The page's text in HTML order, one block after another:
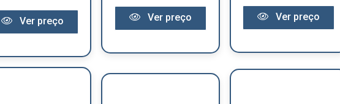
Ver preço Ver preço Ver preço